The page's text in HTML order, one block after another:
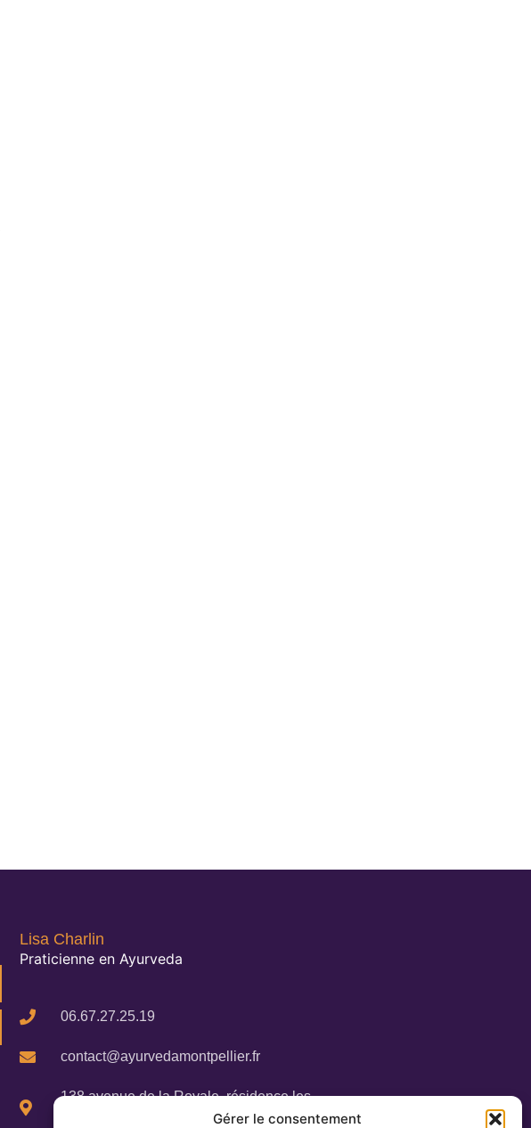
Gérer le consentement
Lisa Charlin
Praticienne en Ayurveda
06.67.27.25.19
contact@ayurvedamontpellier.fr
138 avenue de la Royale, résidence les
Cigalines 34160 Castries